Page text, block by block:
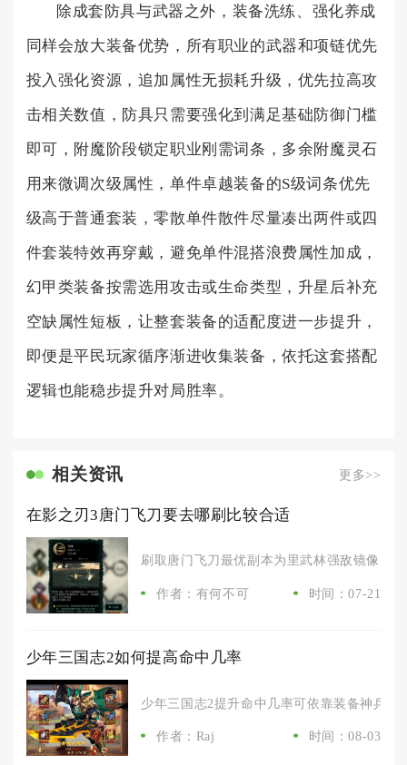
除成套防具与武器之外，装备洗练、强化养成
同样会放大装备优势，所有职业的武器和项链优先
投入强化资源，追加属性无损耗升级，优先拉高攻
击相关数值，防具只需要强化到满足基础防御门槛
即可，附魔阶段锁定职业刚需词条，多余附魔灵石
用来微调次级属性，单件卓越装备的S级词条优先
级高于普通套装，零散单件散件尽量凑出两件或四
件套装特效再穿戴，避免单件混搭浪费属性加成，
幻甲类装备按需选用攻击或生命类型，升星后补充
空缺属性短板，让整套装备的适配度进一步提升，
即便是平民玩家循序渐进收集装备，依托这套搭配
逻辑也能稳步提升对局胜率。
相关资讯 更多>>
在影之刃3唐门飞刀要去哪刷比较合适
刷取唐门飞刀最优副本为里武林强敌镜像的
作者：有何不可 时间：07-21
少年三国志2如何提高命中几率
少年三国志2提升命中几率可依靠装备神兵、
作者：Raj 时间：08-03